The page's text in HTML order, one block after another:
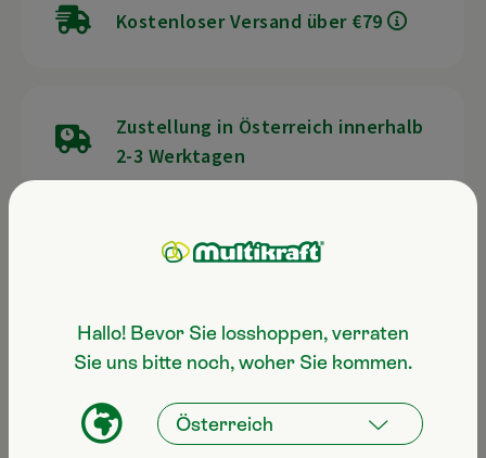
Kostenloser Versand über €79
Zustellung in Österreich innerhalb
2-3 Werktagen
CO2 freundliche Lieferkette
Hallo! Bevor Sie losshoppen, verraten
Sie uns bitte noch, woher Sie kommen.